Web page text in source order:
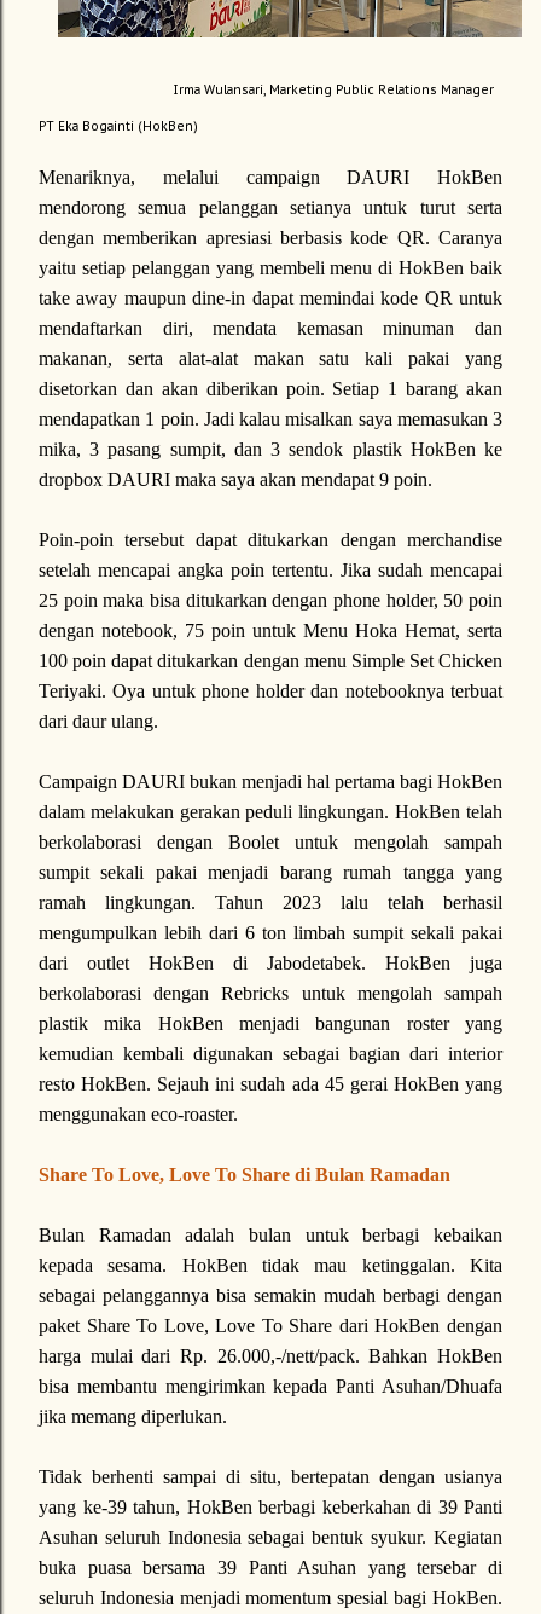
Irma Wulansari, Marketing Public Relations Manager
PT Eka Bogainti (HokBen)
Menariknya, melalui campaign DAURI HokBen
mendorong semua pelanggan setianya untuk turut serta
dengan memberikan apresiasi berbasis kode QR. Caranya
yaitu setiap pelanggan yang membeli menu di HokBen baik
take away maupun dine-in dapat memindai kode QR untuk
mendaftarkan diri, mendata kemasan minuman dan
makanan, serta alat-alat makan satu kali pakai yang
disetorkan dan akan diberikan poin. Setiap 1 barang akan
mendapatkan 1 poin. Jadi kalau misalkan saya memasukan 3
mika, 3 pasang sumpit, dan 3 sendok plastik HokBen ke
dropbox DAURI maka saya akan mendapat 9 poin.
Poin-poin tersebut dapat ditukarkan dengan merchandise
setelah mencapai angka poin tertentu. Jika sudah mencapai
25 poin maka bisa ditukarkan dengan phone holder, 50 poin
dengan notebook, 75 poin untuk Menu Hoka Hemat, serta
100 poin dapat ditukarkan dengan menu Simple Set Chicken
Teriyaki. Oya untuk phone holder dan notebooknya terbuat
dari daur ulang.
Campaign DAURI bukan menjadi hal pertama bagi HokBen
dalam melakukan gerakan peduli lingkungan. HokBen telah
berkolaborasi dengan Boolet untuk mengolah sampah
sumpit sekali pakai menjadi barang rumah tangga yang
ramah lingkungan. Tahun 2023 lalu telah berhasil
mengumpulkan lebih dari 6 ton limbah sumpit sekali pakai
dari outlet HokBen di Jabodetabek. HokBen juga
berkolaborasi dengan Rebricks untuk mengolah sampah
plastik mika HokBen menjadi bangunan roster yang
kemudian kembali digunakan sebagai bagian dari interior
resto HokBen. Sejauh ini sudah ada 45 gerai HokBen yang
menggunakan eco-roaster.
Share To Love, Love To Share di Bulan Ramadan
Bulan Ramadan adalah bulan untuk berbagi kebaikan
kepada sesama. HokBen tidak mau ketinggalan. Kita
sebagai pelanggannya bisa semakin mudah berbagi dengan
paket Share To Love, Love To Share dari HokBen dengan
harga mulai dari Rp. 26.000,-/nett/pack. Bahkan HokBen
bisa membantu mengirimkan kepada Panti Asuhan/Dhuafa
jika memang diperlukan.
Tidak berhenti sampai di situ, bertepatan dengan usianya
yang ke-39 tahun, HokBen berbagi keberkahan di 39 Panti
Asuhan seluruh Indonesia sebagai bentuk syukur. Kegiatan
buka puasa bersama 39 Panti Asuhan yang tersebar di
seluruh Indonesia menjadi momentum spesial bagi HokBen.